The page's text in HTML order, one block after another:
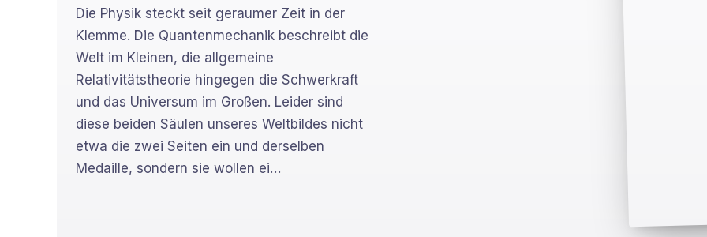
Die Physik steckt seit geraumer Zeit in der
Klemme. Die Quantenmechanik beschreibt die
Welt im Kleinen, die allgemeine
Relativitätstheorie hingegen die Schwerkraft
und das Universum im Großen. Leider sind
diese beiden Säulen unseres Weltbildes nicht
etwa die zwei Seiten ein und derselben
Medaille, sondern sie wollen ei…